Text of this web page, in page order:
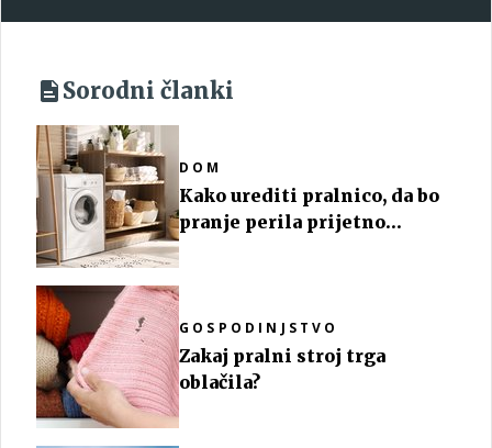
Sorodni članki
DOM
Kako urediti pralnico, da bo
pranje perila prijetno
GOSPODINJSTVO
Zakaj pralni stroj trga
oblačila?